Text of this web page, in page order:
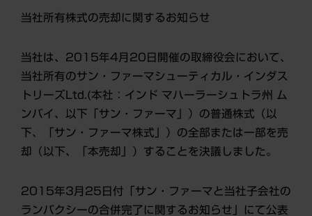
当社所有株式の売却に関するお知らせ
当社は、2015年4月20日開催の取締役会において、
当社所有のサン・ファーマシューティカル・インダス
トリーズLtd.(本社：インド マハーラーシュトラ州 ム
ンバイ、以下「サン・ファーマ」）の普通株式（以
下、「サン・ファーマ株式」）の全部または一部を売
却（以下、「本売却」）することを決議しました。
2015年3月25日付「サン・ファーマと当社子会社の
ランバクシーの合併完了に関するお知らせ」にて公表